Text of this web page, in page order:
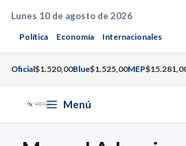
Saltar
contenido
Lunes 10 de agosto de 2026
Política Economía Internacionales
Oficial$1.520,00Blue$1.525,00MEP
Menú